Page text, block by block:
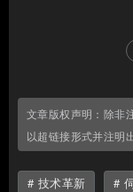
文章版权声明：除非
以超链接形式并注明
技术革新